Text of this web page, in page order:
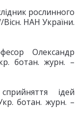
рослинного
НАН України.
Олександр
ботан. журн. –
ідей
ботан. журн. –